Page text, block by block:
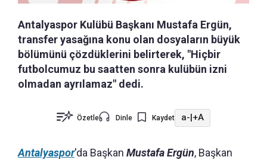
Antalyaspor Kulübü Başkanı Mustafa Ergün,
transfer yasağına konu olan dosyaların büyük
bölümünü çözdüklerini belirterek, "Hiçbir
futbolcumuz bu saatten sonra kulübün izni
olmadan ayrılamaz" dedi.
Özetle Dinle Kaydet a-|+A
Antalyaspor'da Başkan Mustafa Ergün, Başkan